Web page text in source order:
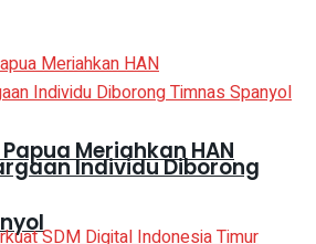
Individu Diborong
Meriahkan HAN